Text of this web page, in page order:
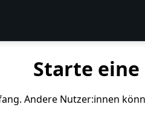
Starte eine
Andere Nutzer:innen